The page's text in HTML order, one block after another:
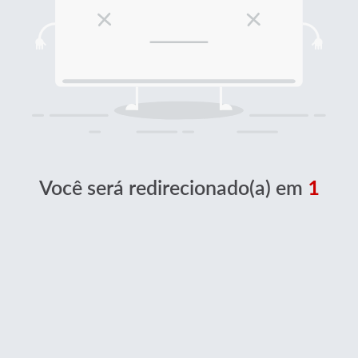
Você será redirecionado(a) em 1